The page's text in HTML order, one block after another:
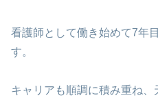
看護師として働き始めて7年
す。
キャリアも順調に積み重ね